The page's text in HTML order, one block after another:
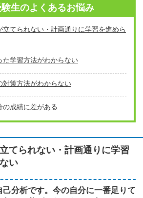
生のよくあるお悩み
立てられない・計画通りに学習を進めら
た学習方法がわからない
対策方法がわからない
の成績に差がある
てられない・計画通りに学習
い
己分析です。今の自分に一番足りて